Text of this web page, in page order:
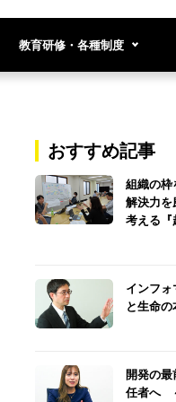
教育研修・各種制度
おすすめ記事
組織の枠
解決力
考える
インフ
と生命
開発の
任者へ